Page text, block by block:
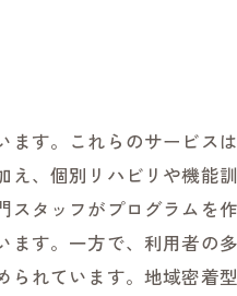
す。これらのサービス
、個別リハビリや機能
タッフがプログラムを
す。一方で、利用者の
れています。地域密着